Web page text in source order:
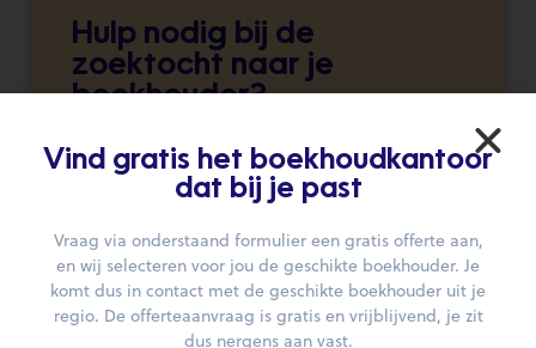
Hulp nodig bij de
zoektocht naar je
boekhouder?
Vind gratis het boekhoudkantoor
dat bij je past
Vraag via onderstaand formulier een gratis offerte aan,
en wij selecteren voor jou de geschikte boekhouder. Je
komt dus in contact met de geschikte boekhouder uit je
regio. De offerteaanvraag is gratis en vrijblijvend, je zit
dus nergens aan vast.